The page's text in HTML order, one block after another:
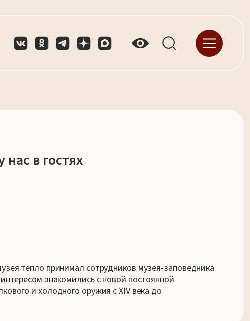
нас в гостях
тепло принимал сотрудников музея-заповедника
знакомились с новой постоянной
и холодного оружия с XIV века до